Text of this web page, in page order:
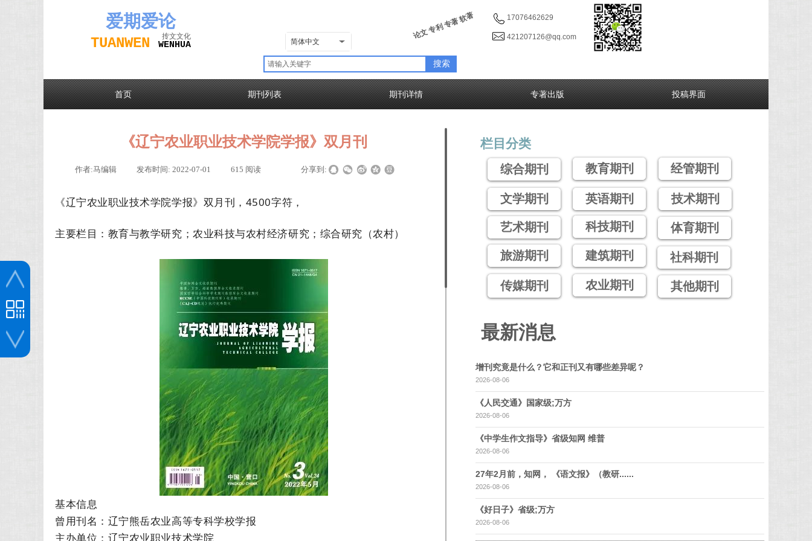
爱期爱论
TUANWEN WENHUA
17076462629
421207126@qq.com
抟文文化
简体中文
论文 专利 专著 软著
搜索
首页 期刊列表 期刊详情 专著出版 投稿界面
文学期刊
栏目分类
综合期刊
艺术期刊
旅游期刊
传媒期刊
教育期刊
英语期刊
科技期刊
建筑期刊
农业期刊
经管期刊
技术期刊
体育期刊
社科期刊
其他期刊
《辽宁农业职业技术学院学报》双月刊
作者:马编辑 发布时间: 2022-07-01 615 阅读 分享到:
《辽宁农业职业技术学院学报》双月刊 ， 4500字符，
主要栏目：教育与教学研究；农业科技与农村经济研究；综合研究（农村）
基本信息
曾用刊名：辽宁熊岳农业高等专科学校学报
主办单位：辽宁农业职业技术学院
最新消息
增刊究竟是什么？它和正刊又有哪些差异呢？
2026-08-06
《人民交通》国家级;万方
2026-08-06
《中学生作文指导》省级知网 维普
2026-08-06
27年2月前，知网， 《语文报》（教研......
2026-08-06
《好日子》省级;万方
2026-08-06
关注公众号